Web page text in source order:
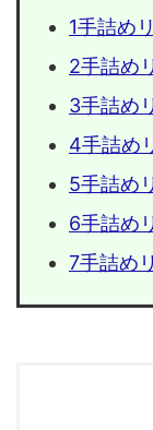
1手詰め
2手詰め
3手詰め
4手詰め
5手詰め
6手詰め
7手詰め